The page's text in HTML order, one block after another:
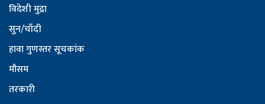
विदेशी मुद्रा
सुन/चाँदी
हावा गुणस्तर सूचकांक
मौसम
तरकारी